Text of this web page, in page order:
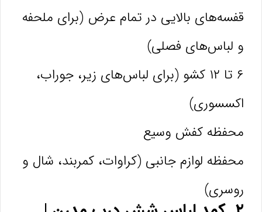
قفسه‌های بالایی در تمام عرض (برای ملحفه
و لباس‌های فصلی)
۶ تا ۱۲ کشو (برای لباس‌های زیر، جوراب،
اکسسوری)
محفظه کفش وسیع
محفظه لوازم جانبی (کراوات، کمربند، شال و
روسری)